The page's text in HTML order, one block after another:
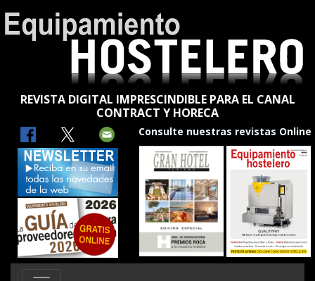
REVISTA DIGITAL IMPRESCINDIBLE PARA EL CANAL
CONTRACT Y HORECA
Consulte nuestras revistas Online